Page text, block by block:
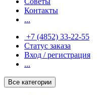
Контакты
...
+7 (4852) 33-22-55
Статус заказа
Вход / регистрация
...
Все категории